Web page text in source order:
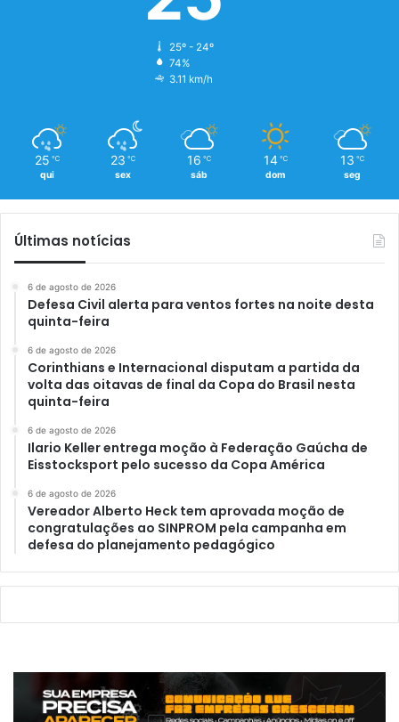
25º - 24º
74%
3.11 km/h
25 ℃
qui
23 ℃
sex
16 ℃
sáb
14 ℃
dom
13 ℃
seg
Últimas notícias
6 de agosto de 2026
Defesa Civil alerta para ventos fortes na noite desta
quinta-feira
6 de agosto de 2026
Corinthians e Internacional disputam a partida da
volta das oitavas de final da Copa do Brasil nesta
quinta-feira
6 de agosto de 2026
Ilario Keller entrega moção à Federação Gaúcha de
Eisstocksport pelo sucesso da Copa América
6 de agosto de 2026
Vereador Alberto Heck tem aprovada moção de
congratulações ao SINPROM pela campanha em
defesa do planejamento pedagógico